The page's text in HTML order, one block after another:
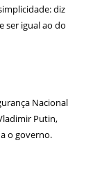
diz
ser igual ao do
Nacional
Putin,
o governo.